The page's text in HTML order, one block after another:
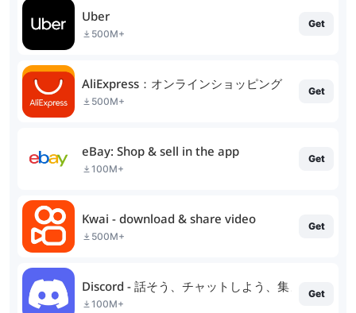
Uber
500M+
Get
AliExpress：オンラインショッピング
500M+
Get
eBay: Shop & sell in the app
100M+
Get
Kwai - download & share video
500M+
Get
Discord - 話そう、チャットしよう、集まろう
100M+
Get